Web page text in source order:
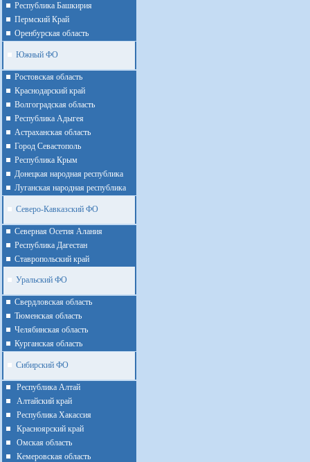
Республика Башкирия
Пермский Край
Оренбурская область
Южный ФО
Ростовская область
Краснодарский край
Волгоградская область
Республика Адыгея
Астраханская область
Город Севастополь
Республика Крым
Донецкая народная республика
Луганская народная республика
Северо-Кавказский ФО
Северная Осетия Алания
Республика Дагестан
Ставропольский край
Уральский ФО
Cвердловская область
Тюменская область
Челябинская область
Курганская область
Сибирский ФО
Республика Алтай
Алтайcкий край
Республика Хакассия
Красноярский край
Омская область
Кемеровская область